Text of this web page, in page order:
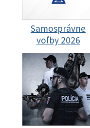
Samosprávne
voľby 2026